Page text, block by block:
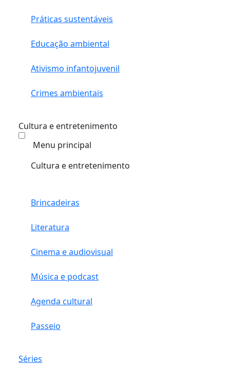
Práticas sustentáveis
Educação ambiental
Ativismo infantojuvenil
Crimes ambientais
Cultura e entretenimento
Menu principal
Cultura e entretenimento
Brincadeiras
Literatura
Cinema e audiovisual
Música e podcast
Agenda cultural
Passeio
Séries